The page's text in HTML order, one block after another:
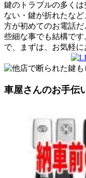
鍵のトラブルの多く
ない・鍵が折れたな
方が初めてのお電話
些細な事でも結構で
で、まずは、お気軽に
車屋さんのお手伝